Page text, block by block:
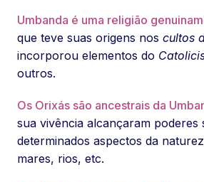
Umbanda é uma religião
que teve suas origens nos cultos
incorporou elementos do
outros.
Os Orixás são ancestrais da
sua vivência alcançaram poderes
determinados aspectos da
mares, rios, etc.